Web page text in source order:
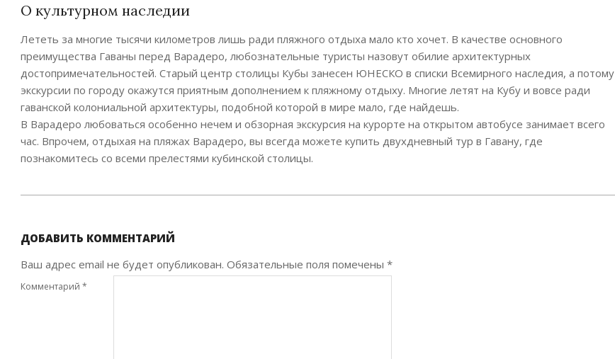
О культурном наследии
Лететь за многие тысячи километров лишь ради пляжного отдыха мало кто хочет. В качестве основного
преимущества Гаваны перед Варадеро, любознательные туристы назовут обилие архитектурных
достопримечательностей. Старый центр столицы Кубы занесен ЮНЕСКО в списки Всемирного наследия, а потому
экскурсии по городу окажутся приятным дополнением к пляжному отдыху. Многие летят на Кубу и вовсе ради
гаванской колониальной архитектуры, подобной которой в мире мало, где найдешь.
В Варадеро любоваться особенно нечем и обзорная экскурсия на курорте на открытом автобусе занимает всего
час. Впрочем, отдыхая на пляжах Варадеро, вы всегда можете купить двухдневный тур в Гавану, где
познакомитесь со всеми прелестями кубинской столицы.
27
ДОБАВИТЬ КОММЕНТАРИЙ
Ваш адрес email не будет опубликован. Обязательные поля помечены *
Комментарий *